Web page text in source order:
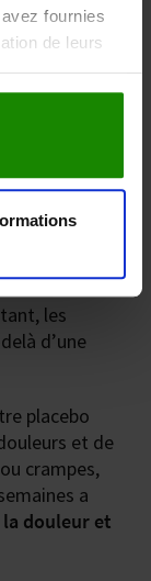
fournies
de leurs
de manière
et en
distingue
les
d’une
placebo
et de
crampes,
a
douleur et